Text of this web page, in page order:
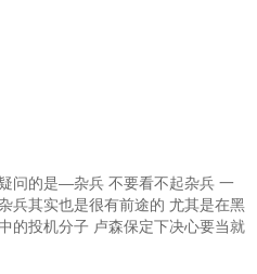
问的是—杂兵 不要看不起杂兵 一
兵其实也是很有前途的 尤其是在黑
的投机分子 卢森保定下决心要当就